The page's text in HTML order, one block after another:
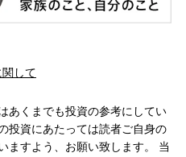
して
あくまでも投資の参考にしてい
投資にあたっては読者ご自身の
ますよう、お願い致します。 当